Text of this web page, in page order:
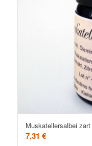
Muskatellersalbei
7,31 €